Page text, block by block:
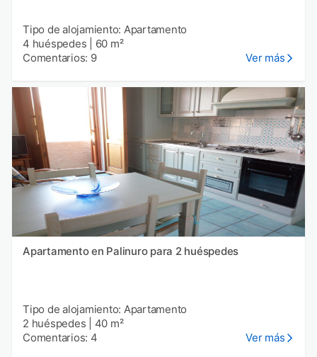
Tipo de alojamiento: Apartamento
4 huéspedes
60 m²
Comentarios: 9
Ver más
Apartamento en Palinuro para 2 huéspedes
Tipo de alojamiento: Apartamento
2 huéspedes
40 m²
Comentarios: 4
Ver más